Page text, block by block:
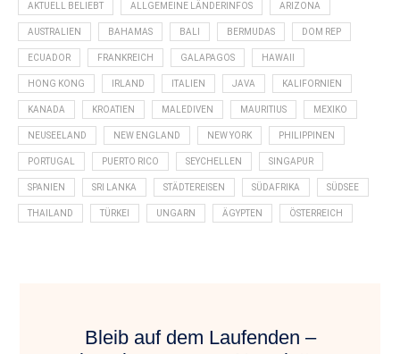
AKTUELL BELIEBT ALLGEMEINE LÄNDERINFOS ARIZONA
AUSTRALIEN BAHAMAS BALI BERMUDAS DOM REP
ECUADOR FRANKREICH GALAPAGOS HAWAII
HONG KONG IRLAND ITALIEN JAVA KALIFORNIEN
KANADA KROATIEN MALEDIVEN MAURITIUS MEXIKO
NEUSEELAND NEW ENGLAND NEW YORK PHILIPPINEN
PORTUGAL PUERTO RICO SEYCHELLEN SINGAPUR
SPANIEN SRI LANKA STÄDTEREISEN SÜDAFRIKA SÜDSEE
THAILAND TÜRKEI UNGARN ÄGYPTEN ÖSTERREICH
Bleib auf dem Laufenden –